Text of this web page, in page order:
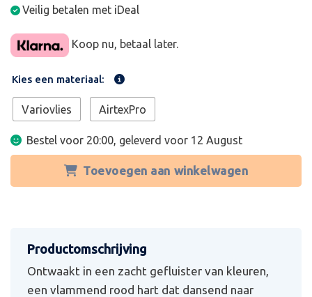
Veilig betalen met iDeal
Koop nu, betaal later.
Kies een materiaal:
Variovlies AirtexPro
Bestel voor 20:00, geleverd voor 12 August
Toevoegen aan winkelwagen
Ontwaakt in een zacht gefluister van kleuren,
een vlammend rood hart dat dansend naar